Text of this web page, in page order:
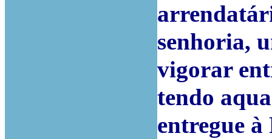
senhoria,
vigorar
tendo
entregue à